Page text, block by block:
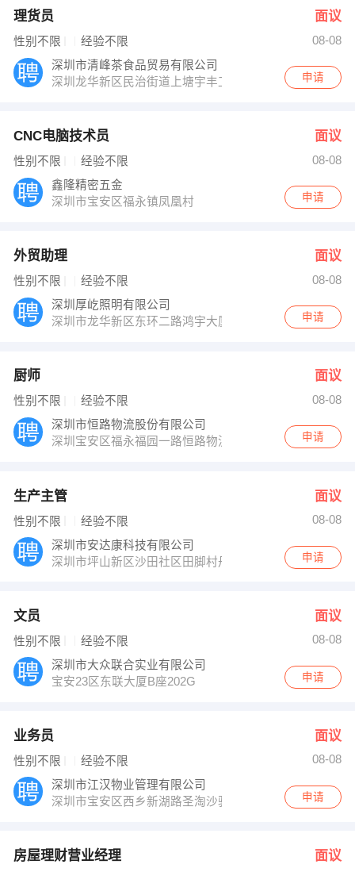
理货员 面议
性别不限 经验不限
08-08
深圳市清峰茶食品贸易有限公司
深圳龙华新区民治街道上塘宇丰工业城二栋一楼申请
CNC电脑技术员 面议
性别不限 经验不限
08-08
鑫隆精密五金
深圳市宝安区福永镇凤凰村
申请
外贸助理 面议
性别不限 经验不限
08-08
深圳厚屹照明有限公司
深圳市龙华新区东环二路鸿宇大厦1301
申请
厨师 面议
性别不限 经验不限
08-08
深圳市恒路物流股份有限公司
深圳宝安区福永福园一路恒路物流中心
申请
生产主管 面议
性别不限 经验不限
08-08
深圳市安达康科技有限公司
深圳市坪山新区沙田社区田脚村丹梓大道东136号申请
文员 面议
性别不限 经验不限
08-08
深圳市大众联合实业有限公司
宝安23区东联大厦B座202G
申请
业务员 面议
性别不限 经验不限
08-08
深圳市江汉物业管理有限公司
深圳市宝安区西乡新湖路圣淘沙骏圆5栋C单元202室
申请
房屋理财营业经理 面议